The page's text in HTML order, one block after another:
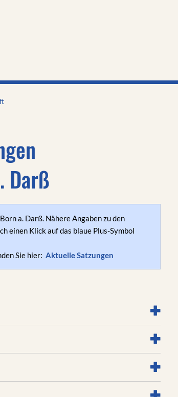
Darß
a. Darß. Nähere Angaben zu den
einen Klick auf das blaue Plus-Symbol
Sie hier: Aktuelle Satzungen